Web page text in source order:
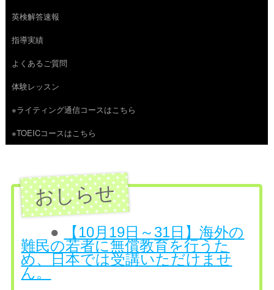
テ
ン
ツ
へ
ス
キ
英検解答速報
指導実績
よくあるご質問
体験レッスン
※ライティング通信コースはこちら
※TOEICコースはこちら
●
【10月19日～31日】海外の
難民の若者に無償教育を行うた
め、日本では受講いただけませ
ん。